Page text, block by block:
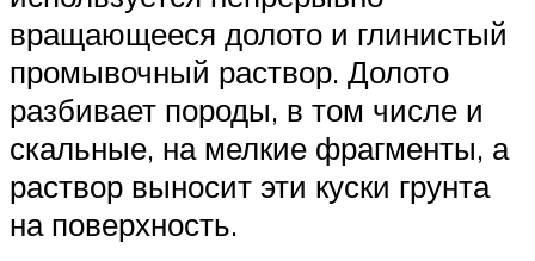
вращающееся долото и глинистый
промывочный раствор. Долото
разбивает породы, в том числе и
скальные, на мелкие фрагменты, а
раствор выносит эти куски грунта
на поверхность.